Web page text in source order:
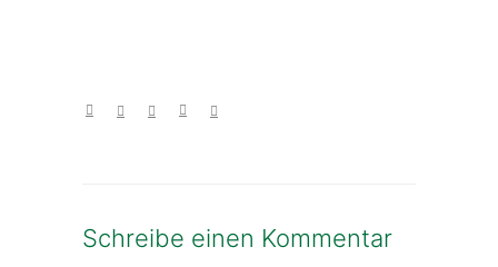
Schreibe einen Kommentar